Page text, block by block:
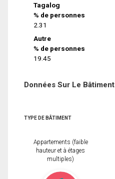
Tagalog
% de personnes
2.31
Autre
% de personnes
19.45
Données Sur Le Bâtiment
TYPE DE BÂTIMENT
Appartements (faible
hauteur et à étages
multiples)